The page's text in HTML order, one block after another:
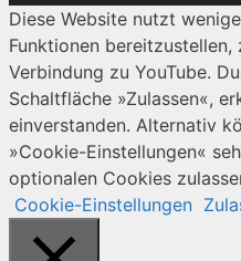
Diese Website nutzt
Funktionen
Verbindung zu YouTube.
Schaltfläche »Zulassen«,
einverstanden. Alternativ
»Cookie-Einstellungen«
optionalen Cookies
Cookie-Einstellungen